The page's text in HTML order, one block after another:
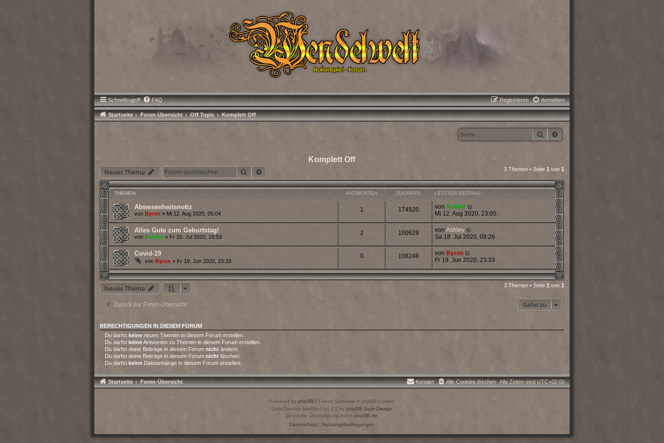
Schnellzugriff FAQ Anmelden
Registrieren
Startseite Foren-Übersicht Off Topic Komplett Off
Suche
Komplett Off
Neues Thema Suche 3 Themen • Seite1 von1
THEMEN ANTWORTEN ZUGRIFFE LETZTER BEITRAG
Abwesenheitsnotiz
von Byron » Mi 12. Aug 2020, 05:04
1 174520 von Robbie
Mi 12. Aug 2020, 23:05
Alles Gute zum Geburtstag!
von Robbie» Fr 10. Jul 2020, 16:53
2 100629 vonAshley
Sa 18. Jul 2020, 09:26
Covid-19
von Byron » Fr 19. Jun 2020, 23:33
0 108248 von Byron
Fr 19. Jun 2020, 23:33
Neues Thema 3 Themen • Seite1 von1
Zurück zur Foren-Übersicht Gehe zu
BERECHTIGUNGEN IN DIESEM FORUM
Du darfst keineneuen Themen in diesem Forum erstellen.
Du darfst keineAntworten zu Themen in diesem Forum erstellen.
Du darfst deine Beiträge in diesem Forum nichtändern.
Du darfst deine Beiträge in diesem Forum nichtlöschen.
Du darfst keineDateianhänge in diesem Forum erstellen.
Startseite Foren-Übersicht Alle Zeiten sindUTC+02:00
Alle Cookies löschen
Kontakt
Powered by phpBB® Forum Software © phpBB Limited
CelticDreams Modified for 3.2 byphpBB-Style-Design
Deutsche Übersetzung durchphpBB.de
Datenschutz
Nutzungsbedingungen